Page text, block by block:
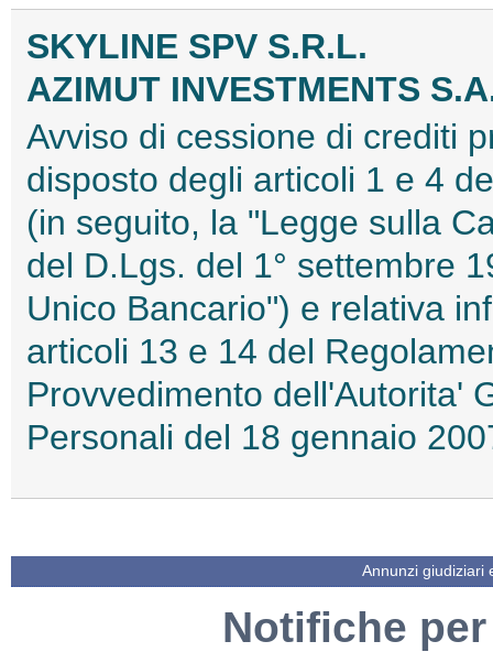
SKYLINE SPV S.R.L.
AZIMUT INVESTMENTS
Avviso di cessione di crediti
disposto degli articoli 1 e 4
(in seguito, la "Legge sulla
del D.Lgs. del 1° settembre
Unico Bancario") e relativa
articoli 13 e 14 del
Provvedimento dell'Autorita'
Personali del 18 gennaio
Annunzi giudiziari
Notifiche